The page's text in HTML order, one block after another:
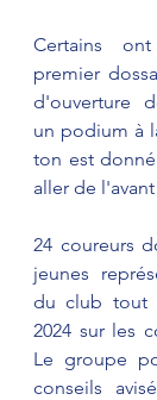
Certains
premier
d'ouverture
un podium à
ton est
aller de
24 coureurs
jeunes
du club tout
2024 sur les
Le groupe
conseils